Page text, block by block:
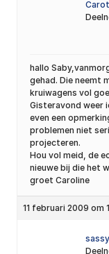
hallo
gehad. Die neemt
kruiwagens vol
Gisteravond weer
even een
problemen niet
projecteren.
Hou vol meid, de
nieuwe bij die het
groet Caroline
11 februari 2009 om
sassy